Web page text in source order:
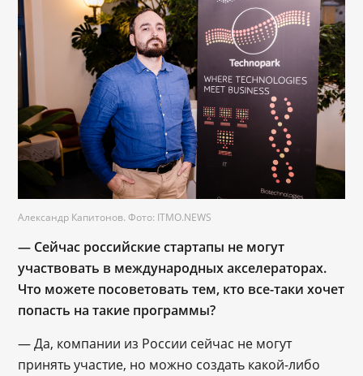
Александр Капитонов. Фото: ITMO.NEWS
— Сейчас российские стартапы не могут
участвовать в международных акселераторах.
Что можете посоветовать тем, кто все-таки хочет
попасть на такие программы?
— Да, компании из России сейчас не могут
принять участие, но можно создать какой-либо